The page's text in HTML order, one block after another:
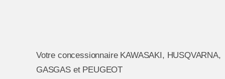
Votre concessionnaire KAWASAKI, HUSQVARNA,
GASGAS et PEUGEOT